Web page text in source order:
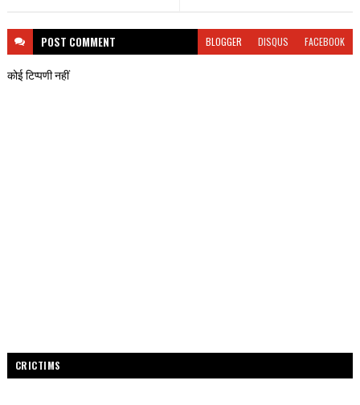
POST COMMENT BLOGGER DISQUS FACEBOOK
कोई टिप्पणी नहीं
CRICTIMS